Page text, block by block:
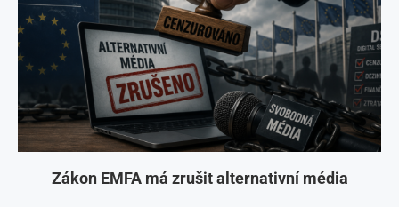
Zákon EMFA má zrušit alternativní média